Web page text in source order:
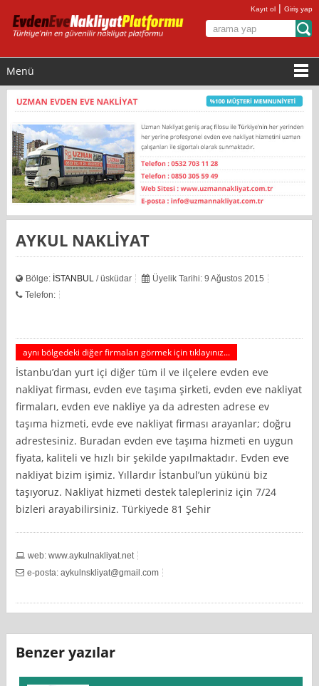
Kayıt ol |Giriş yap
Menü
AYKUL NAKLİYAT
Bölge: İSTANBUL / üsküdar
Üyelik Tarihi: 9 Ağustos 2015
Telefon:
aynı bölgedeki diğer firmaları görmek için tıklayınız...
İstanbu’dan yurt içi diğer tüm il ve ilçelere evden eve
nakliyat firması, evden eve taşıma şirketi, evden eve nakliyat
firmaları, evden eve nakliye ya da adresten adrese ev
taşıma hizmeti, evde eve nakliyat firması arayanlar; doğru
adrestesiniz. Buradan evden eve taşıma hizmeti en uygun
fiyata, kaliteli ve hızlı bir şekilde yapılmaktadır. Evden eve
nakliyat bizim işimiz. Yıllardır İstanbul’un yükünü biz
taşıyoruz. Nakliyat hizmeti destek talepleriniz için 7/24
bizleri arayabilirsiniz. Türkiyede 81 Şehir
web: www.aykulnakliyat.net
e-posta:aykulnskliyat@gmail.com
Benzer yazılar